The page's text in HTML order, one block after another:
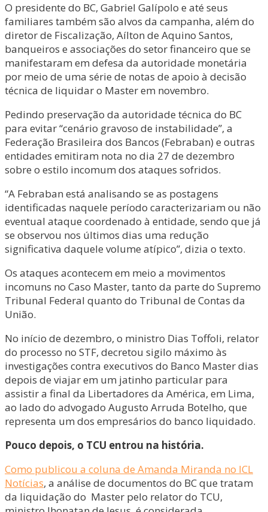
O presidente do BC, Gabriel Galípolo e até seus
familiares também são alvos da campanha, além do
diretor de Fiscalização, Aílton de Aquino Santos,
banqueiros e associações do setor financeiro que se
manifestaram em defesa da autoridade monetária
por meio de uma série de notas de apoio à decisão
técnica de liquidar o Master em novembro.
Pedindo preservação da autoridade técnica do BC
para evitar “cenário gravoso de instabilidade”, a
Federação Brasileira dos Bancos (Febraban) e outras
entidades emitiram nota no dia 27 de dezembro
sobre o estilo incomum dos ataques sofridos.
“A Febraban está analisando se as postagens
identificadas naquele período caracterizariam ou não
eventual ataque coordenado à entidade, sendo que já
se observou nos últimos dias uma redução
significativa daquele volume atípico”, dizia o texto.
Os ataques acontecem em meio a movimentos
incomuns no Caso Master, tanto da parte do Supremo
Tribunal Federal quanto do Tribunal de Contas da
União.
No início de dezembro, o ministro Dias Toffoli, relator
do processo no STF, decretou sigilo máximo às
investigações contra executivos do Banco Master dias
depois de viajar em um jatinho particular para
assistir a final da Libertadores da América, em Lima,
ao lado do advogado Augusto Arruda Botelho, que
representa um dos empresários do banco liquidado.
Pouco depois, o TCU entrou na história.
Como publicou a coluna de Amanda Miranda no ICL
Notícias, a análise de documentos do BC que tratam
da liquidação do Master pelo relator do TCU,